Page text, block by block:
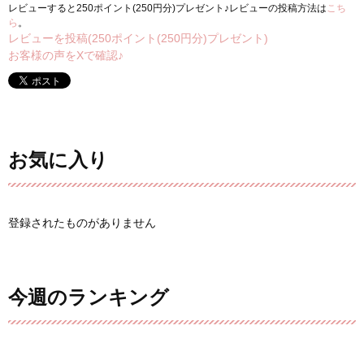
レビューすると250ポイント(250円分)プレゼント♪レビューの投稿方法は こち
ら 。
レビューを投稿(250ポイント(250円分)プレゼント)
お客様の声をXで確認♪
お気に入り
登録されたものがありません
今週のランキング